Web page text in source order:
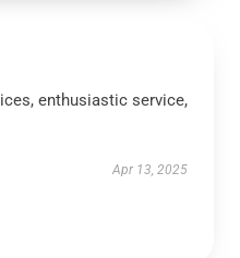
enthusiastic service,
Apr 13, 2025